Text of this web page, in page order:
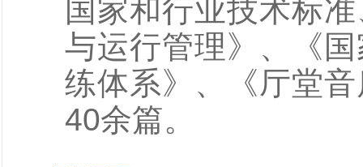
国家和行业技术标
与运行管理》、《
练体系》、《厅堂
40余篇。